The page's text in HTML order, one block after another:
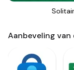
Aanbeveling